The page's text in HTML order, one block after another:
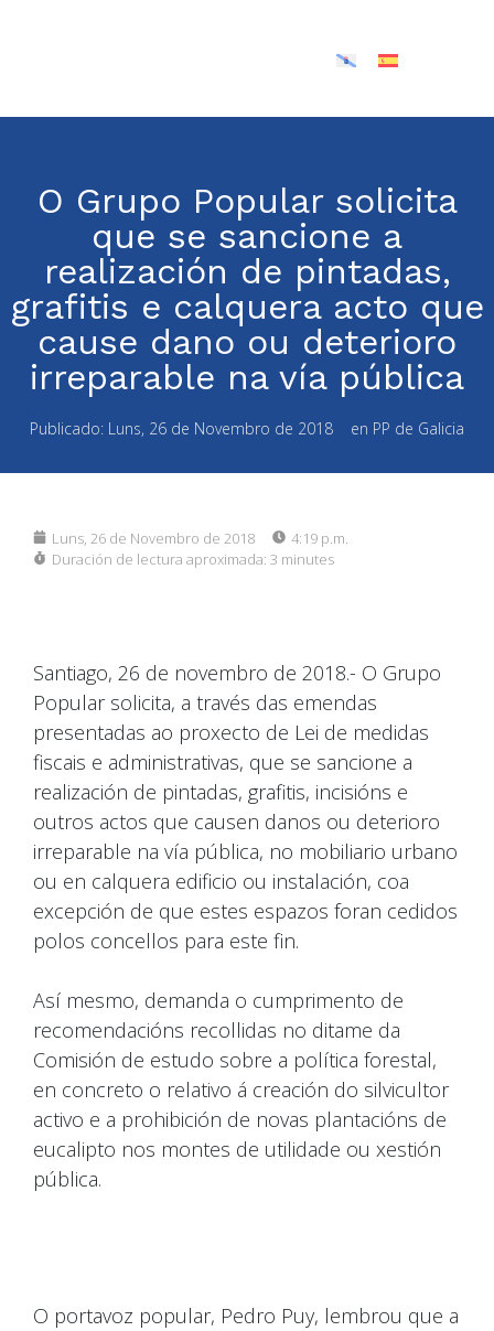
O Grupo Popular solicita
que se sancione a
realización de pintadas,
grafitis e calquera acto que
cause dano ou deterioro
irreparable na vía pública
Publicado: Luns, 26 de Novembro de 2018 en PP de Galicia
Luns, 26 de Novembro de 2018
4:19 p.m.
Duración de lectura aproximada: 3 minutes
Santiago, 26 de novembro de 2018.- O Grupo
Popular solicita, a través das emendas
presentadas ao proxecto de Lei de medidas
fiscais e administrativas, que se sancione a
realización de pintadas, grafitis, incisións e
outros actos que causen danos ou deterioro
irreparable na vía pública, no mobiliario urbano
ou en calquera edificio ou instalación, coa
excepción de que estes espazos foran cedidos
polos concellos para este fin.
Así mesmo, demanda o cumprimento de
recomendacións recollidas no ditame da
Comisión de estudo sobre a política forestal,
en concreto o relativo á creación do silvicultor
activo e a prohibición de novas plantacións de
eucalipto nos montes de utilidade ou xestión
pública.
O portavoz popular, Pedro Puy, lembrou que a